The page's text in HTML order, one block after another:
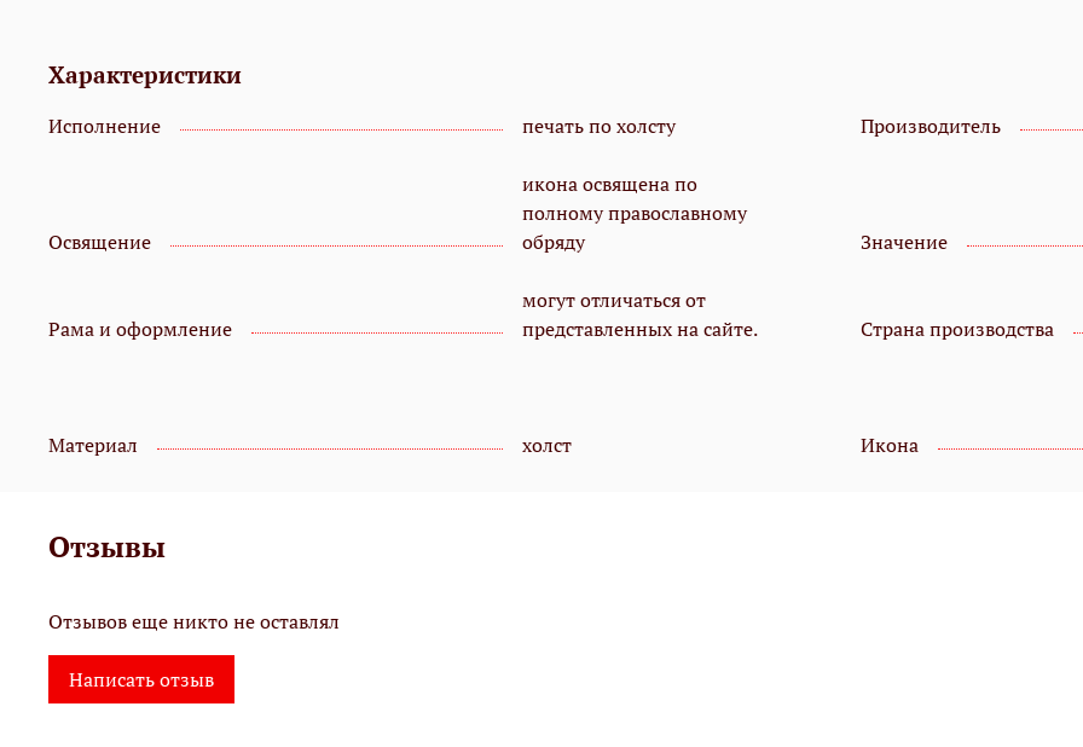
Характеристики
Исполнение печать по холсту Производитель
Освящение
икона освящена по
полному православному
обряду
Значение
Рама и оформление
могут отличаться от
представленных на сайте.
Страна производства
Материал холст Икона
Отзывы
Отзывов еще никто не оставлял
Написать отзыв